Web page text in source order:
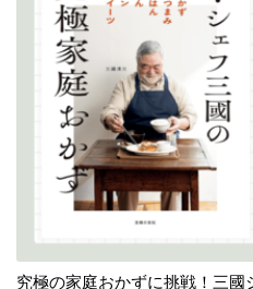
究極の家庭おかずに挑戦！三國